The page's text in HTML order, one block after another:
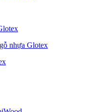
nhựa Glotex